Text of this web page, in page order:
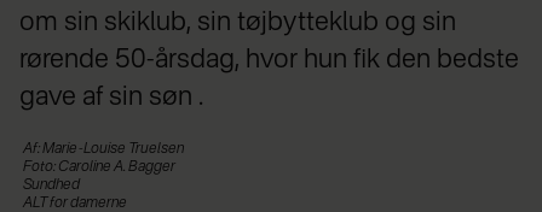
om sin skiklub, sin tøjbytteklub og sin
rørende 50-årsdag, hvor hun fik den bedste
gave af sin søn .
Af: Marie-Louise Truelsen
Foto: Caroline A. Bagger
Sundhed
ALT for damerne